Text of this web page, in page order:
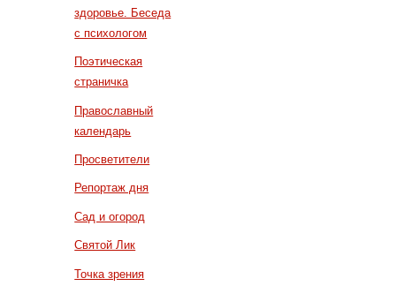
здоровье. Беседа
с психологом
Поэтическая
страничка
Православный
календарь
Просветители
Репортаж дня
Сад и огород
Святой Лик
Точка зрения